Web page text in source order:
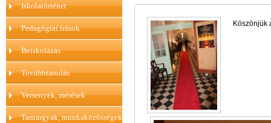
Iskolatörténet
Pedagógiai írások
Beiskolázás
Továbbtanulás
Versenyek, mérések
Tantárgyak, munkaközösségek
Köszönjük